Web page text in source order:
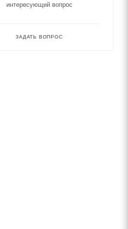
интересующий вопрос
ЗАДАТЬ ВОПРОС